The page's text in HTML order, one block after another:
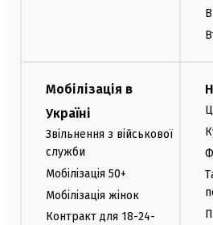
Мобілізація в
Україні
Звільнення з військової
служби
Мобілізація 50+
Мобілізація жінок
Контракт для 18-24-